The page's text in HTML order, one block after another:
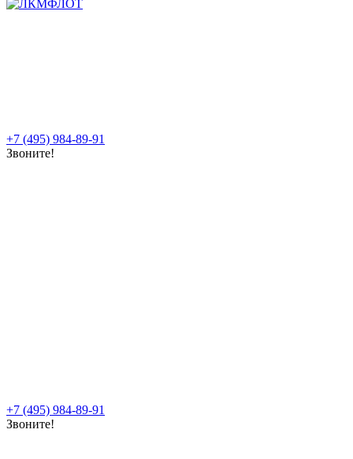
+7 (495) 984-89-91
Звоните!
+7 (495) 984-89-91
Звоните!